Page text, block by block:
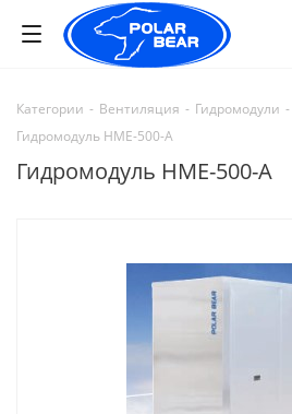
Категории - Вентиляция - Гидромодули -
Гидромодуль HME-500-A
Гидромодуль HME-500-A